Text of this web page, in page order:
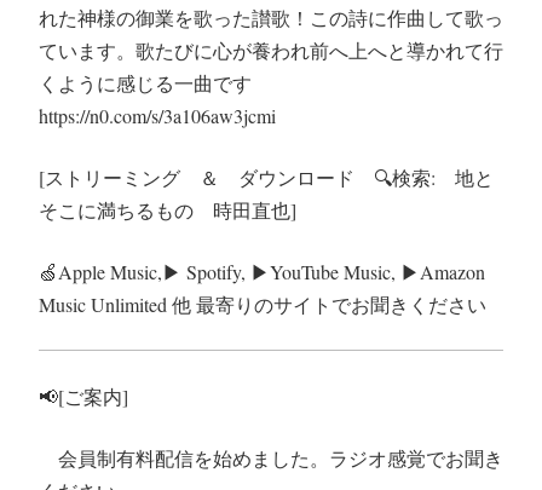
れた神様の御業を歌った讃歌！この詩に作曲して歌っ
ています。歌たびに心が養われ前へ上へと導かれて行
くように感じる一曲です
https://n0.com/s/3a106aw3jcmi
[ストリーミング ＆ ダウンロード 🔍検索: 地と
そこに満ちるもの 時田直也]
🍏Apple Music,▶︎ Spotify, ▶︎YouTube Music, ▶︎Amazon
Music Unlimited 他 最寄りのサイトでお聞きください
📢[ご案内]
会員制有料配信を始めました。ラジオ感覚でお聞き